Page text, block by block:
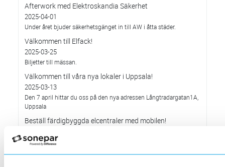
Afterwork med Elektroskandia Säkerhet
2025-04-01
Under året bjuder säkerhetsgänget in till AW i åtta städer.
Välkommen till Elfack!
2025-03-25
Biljetter till mässan.
Välkommen till våra nya lokaler i Uppsala!
2025-03-13
Den 7 april hittar du oss på den nya adressen Långtradargatan1A,
Uppsala
Beställ färdigbyggda elcentraler med mobilen!
E3 Control nu lanserat en app med vilken man kan beställa